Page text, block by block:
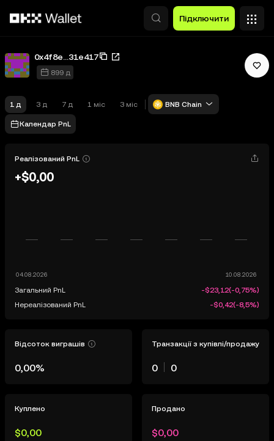
Підключити
0x4f8e...31e417
899 д
1 д 3 д 7 д 1 міс 3 міс BNB Chain
Календар PnL
Реалізований PnL
+$0,00
Загальний PnL -$23,12(-0,75%)
Нереалізований PnL
-$0,42(-8,5%)
Відсоток виграшів
0,00%
Транзакції з купівлі/продажу
0 0
Куплено
$0,00
Продано
$0,00